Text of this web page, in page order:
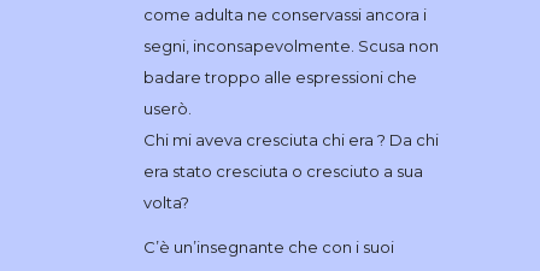
come adulta ne conservassi ancora i
segni, inconsapevolmente. Scusa non
badare troppo alle espressioni che
userò.
Chi mi aveva cresciuta chi era ? Da chi
era stato cresciuta o cresciuto a sua
volta?
C’è un’insegnante che con i suoi